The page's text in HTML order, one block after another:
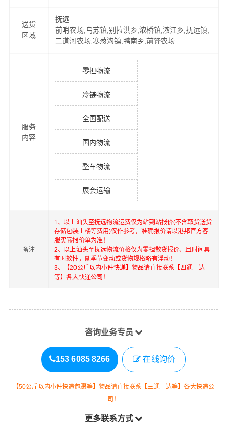
送货
区域
抚远
前哨农场,乌苏镇,别拉洪乡,浓桥镇,浓江乡,抚远镇,
二道河农场,寒葱沟镇,鸭南乡,前锋农场
服务
内容
零担物流
冷链物流
全国配送
国内物流
整车物流
展会运输
备注
1、以上汕头至抚远物流运费仅为站到站报价(不含取货送货
存储包装上楼等费用)仅作参考，准确报价请以港邦官方客
服实际报价单为准！
2、以上汕头至抚远物流价格仅为零担散货报价、且时间具
有时效性，随季节变动或货物规格略有浮动！
3、【20公斤以内小件快递】物品请直接联系【四通一达
等】各大快递公司！
咨询业务专员
153 6085 8266 在线询价
【50公斤以内小件快递包裹等】物品请直接联系【三通一达等】各大快递公
司！
更多联系方式